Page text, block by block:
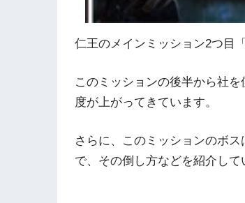
仁王のメインミッション2つ目
このミッションの後半から社
度が上がってきています。
さらに、このミッションのボ
で、その倒し方などを紹介して